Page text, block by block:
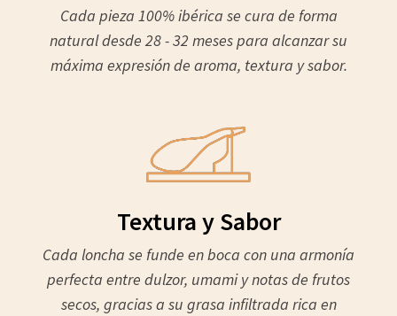
Cada pieza 100% ibérica se cura de forma
natural desde 28 - 32 meses para alcanzar su
máxima expresión de aroma, textura y sabor.
Textura y Sabor
Cada loncha se funde en boca con una armonía
perfecta entre dulzor, umami y notas de frutos
secos, gracias a su grasa infiltrada rica en